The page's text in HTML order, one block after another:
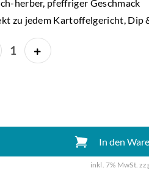
herber, pfeffriger Geschmack
zu jedem Kartoffelgericht, Dip
In den
inkl. 7% MwSt.
Weiter